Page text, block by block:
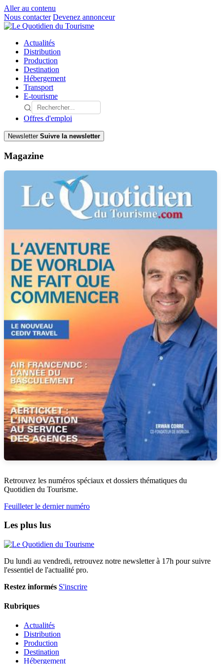
Aller au contenu
Nous contacter Devenez annonceur
Actualités
Distribution
Production
Destination
Hébergement
Transport
E-tourisme
Offres d'emploi
Newsletter Suivre la newsletter
Magazine
Retrouvez les numéros spéciaux et dossiers thématiques du
Quotidien du Tourisme.
Feuilleter le dernier numéro
Les plus lus
Du lundi au vendredi, retrouvez notre newsletter à 17h pour suivre
l'essentiel de l'actualité pro.
Restez informés S'inscrire
Rubriques
Actualités
Distribution
Production
Destination
Hébergement